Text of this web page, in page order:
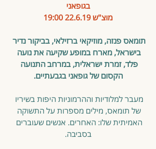
בגופאני
מוצ"ש 22.6.19 19:00
תומאס פנזה, מוזיקאי ברזילאי, בביקור נדיר
בישראל, מארח במופע שקיעה את נועה
פלד, זמרת ישראלית, במרחב התנועה
הקסום של גופאני בגבעתיים.
מעבר למלודיות וההרמוניות היפות בשיריו
של תומאס, מילים מספרות על התשוקה
האמיתית שלו: האחרים. אנשים שעוברים
בסביבה.